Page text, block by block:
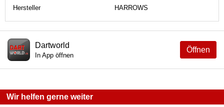
Hersteller
HARROWS
Öffnen
Dartworld
In App öffnen
Wir helfen gerne weiter